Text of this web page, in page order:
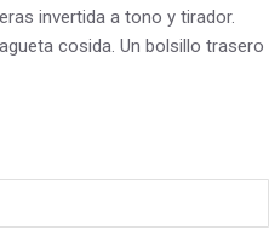
invertida a tono y tirador.
cosida. Un bolsillo trasero